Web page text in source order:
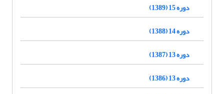
دوره 15 (1389)
دوره 14 (1388)
دوره 13 (1387)
دوره 13 (1386)